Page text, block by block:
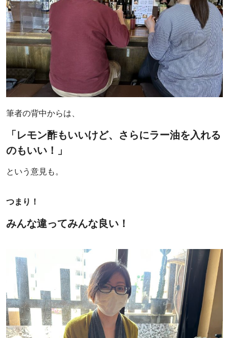
筆者の背中からは、
「レモン酢もいいけど、さらにラー油を入れる
のもいい！」
という意見も。
つまり！
みんな違ってみんな良い！